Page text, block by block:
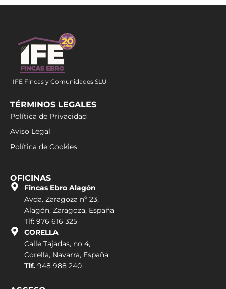
IFE Fincas y Comunidades SLU
TÉRMINOS LEGALES
Política de Privacidad
Aviso Legal
Política de Cookies
OFICINAS
Fincas Ebro Alagón
Avda. Zaragoza nº 23,
Alagón, Zaragoza, España
Tlf: 976 616 325
CORELLA
Calle Tajadas, no 4,
Corella, Navarra, España
Tlf. 948 988 240